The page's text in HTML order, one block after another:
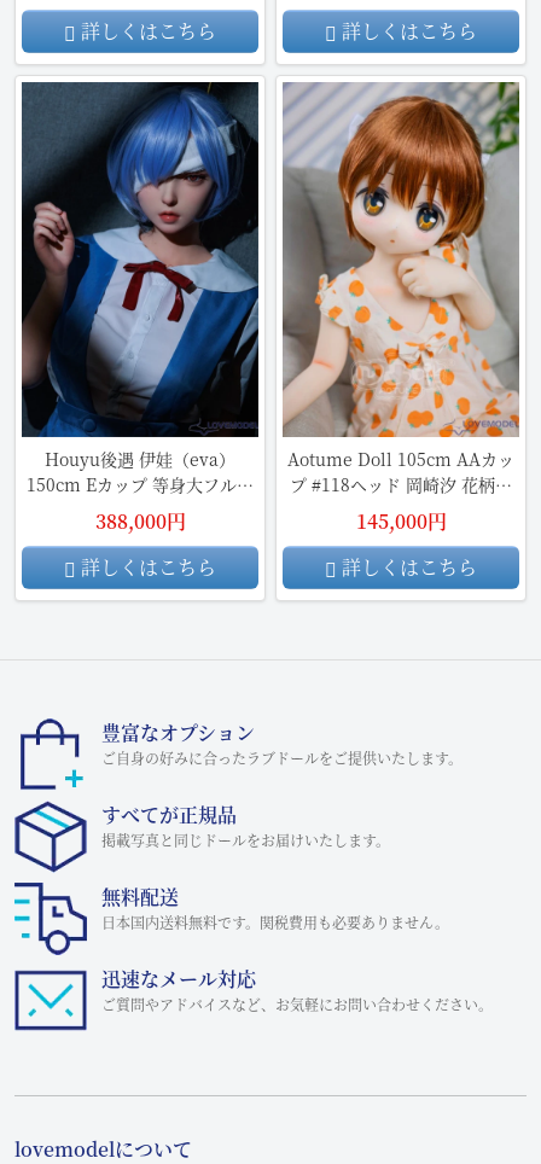
詳しくはこちら
詳しくはこちら
Houyu後遇 伊娃（eva）
150cm Eカップ 等身大フルシ
リコン製ラブドール
388,000円
詳しくはこちら
Aotume Doll 105cm AAカッ
プ #118ヘッド 岡崎汐 花柄ス
カートTPE頭部+TPE材質ボデ
ィ アニメドール
145,000円
詳しくはこちら
豊富なオプション
ご自身の好みに合ったラブドールをご提供いたします。
すべてが正規品
掲載写真と同じドールをお届けいたします。
無料配送
日本国内送料無料です。関税費用も必要ありません。
迅速なメール対応
ご質問やアドバイスなど、お気軽にお問い合わせください。
lovemodelについて